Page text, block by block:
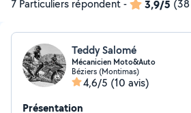
7 Particuliers répondent- 3,9/5
Teddy Salomé
Mécanicien Moto&Auto
Béziers (Montimas)
4,6/5 (10 avis)
Présentation